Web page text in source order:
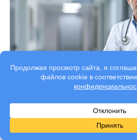
Профессиональное
Довженко в Шлиссельбурге —
немедикаментозный способ